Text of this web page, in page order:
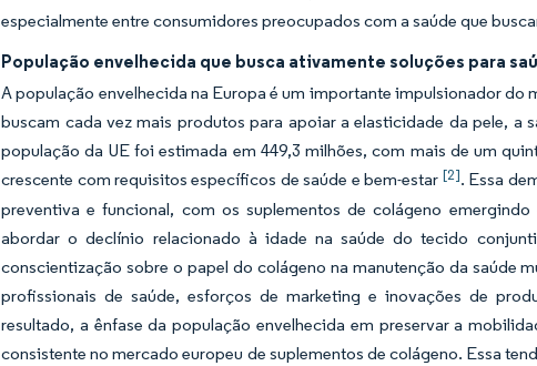
especialmente entre consumidores preocupados com a saúde que
População envelhecida que busca ativamente soluções para
A população envelhecida na Europa é um importante impulsionador
buscam cada vez mais produtos para apoiar a elasticidade da pele, a
população da UE foi estimada em 449,3 milhões, com mais de um
crescente com requisitos específicos de saúde e bem-estar [2]. Essa
preventiva e funcional, com os suplementos de colágeno
abordar o declínio relacionado à idade na saúde do tecido
conscientização sobre o papel do colágeno na manutenção da saúde
profissionais de saúde, esforços de marketing e inovações de
resultado, a ênfase da população envelhecida em preservar a
consistente no mercado europeu de suplementos de colágeno. Essa